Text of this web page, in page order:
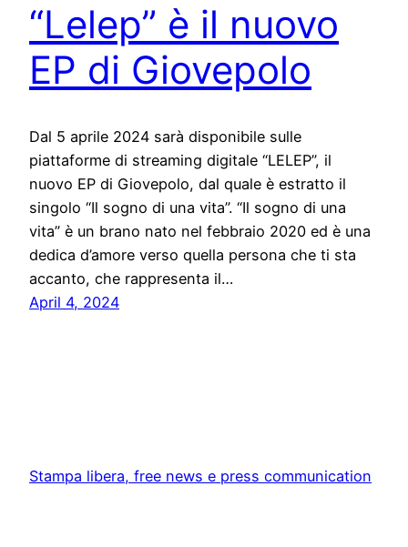
“Lelep” è il nuovo
EP di Giovepolo
Dal 5 aprile 2024 sarà disponibile sulle
piattaforme di streaming digitale “LELEP”, il
nuovo EP di Giovepolo, dal quale è estratto il
singolo “Il sogno di una vita”. “Il sogno di una
vita” è un brano nato nel febbraio 2020 ed è una
dedica d’amore verso quella persona che ti sta
accanto, che rappresenta il…
April 4, 2024
Stampa libera, free news e press communication